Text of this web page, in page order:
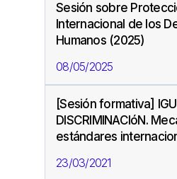
Sesión sobre
Internacional de los
Humanos (2025)
08/05/2025
[Sesión formativa]
DISCRIMINACIóN.
estándares
23/03/2021